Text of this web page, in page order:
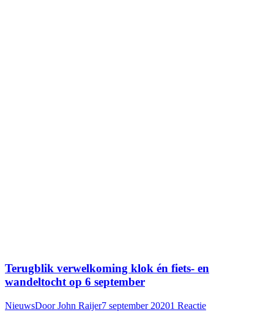
Terugblik verwelkoming klok én fiets- en
wandeltocht op 6 september
NieuwsDoorJohn Raijer7 september 20201 Reactie